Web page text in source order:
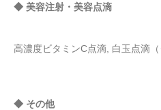
◆ 美容注射・美容点滴
高濃度ビタミンC点滴, 白玉点滴（
◆ その他